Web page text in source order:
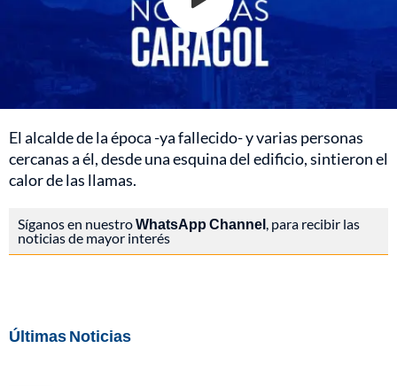
El alcalde de la época -ya fallecido- y varias personas
cercanas a él, desde una esquina del edificio, sintieron el
calor de las llamas.
Síganos en nuestroWhatsApp Channel , para recibir las
noticias de mayor interés
Últimas Noticias